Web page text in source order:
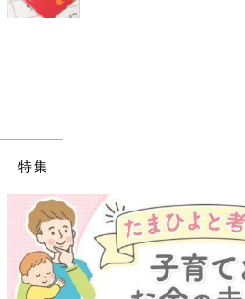
特集
【ワクチン接種できるものも】妊婦の感